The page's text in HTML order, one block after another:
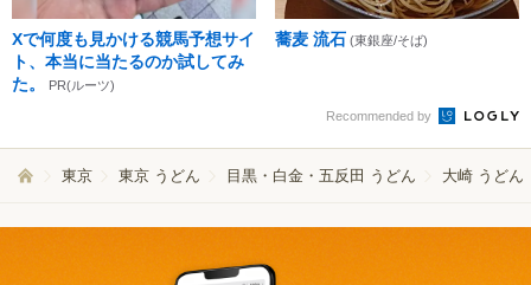
Xで何度も見かける競馬予想サイ
ト、本当に当たるのか試してみ
た。
PR(ルーツ)
蕎麦 流石 (東銀座/そば)
Recommended by
東京 東京 うどん 目黒・白金・五反田 うどん 大崎 うどん